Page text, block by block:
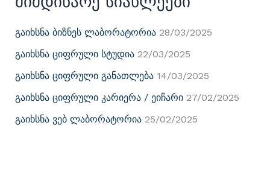
Გაიხსნა Ბიზნეს Ლაბორატორია 28/03/2025
Გაიხსნა Ციფრული Სტუდია 22/03/2025
Გაიხსნა Ციფრული Განათლება 14/03/2025
Გაიხსნა Ციფრული Კარიერა / Ეიჩარი 27/02/2025
Გაიხსნა Ვებ Ლაბორატორია 25/02/2025